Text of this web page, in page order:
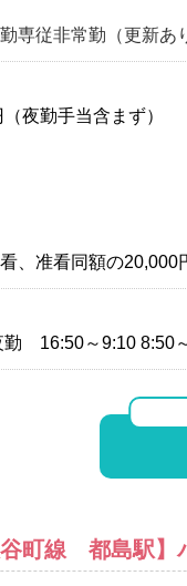
専従非常勤（更新あ
夜勤手当含まず）
准看同額の20,000
16:50～9:10 8:50
谷町線 都島駅】